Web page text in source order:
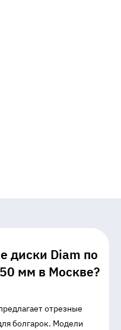
диски Diam по
мм в Москве?
отрезные
болгарок. Модели